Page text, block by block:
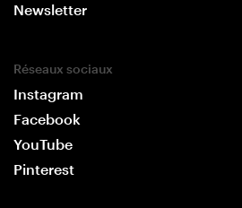
Newsletter
Réseaux sociaux
Instagram
Facebook
YouTube
Pinterest